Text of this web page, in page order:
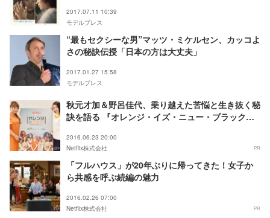
と話題＜エブリシング＞
2017.07.11 10:39
モデルプレス
“最もセクシーな男”マッツ・ミケルセン、カッコよ
さの秘訣伝授「日本の方は大丈夫」
2017.01.27 15:58
モデルプレス
秋元才加＆野呂佳代、乗り越えた苦悩と生き抜く秘
訣を語る 『オレンジ・イズ・ニュー・ブラック』
ー
2016.06.23 20:00
Netflix株式会社
PR
「フルハウス」が20年ぶりに帰ってきた！女子か
ら共感を呼ぶ続編の魅力
2016.02.26 07:00
Netflix株式会社
PR